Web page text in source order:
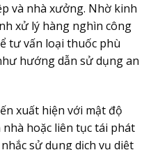
và nhà xưởng. Nhờ kinh
xử lý hàng nghìn công
tư vấn loại thuốc phù
hướng dẫn sử dụng an
xuất hiện với mật độ
hoặc liên tục tái phát
sử dụng dịch vụ diệt